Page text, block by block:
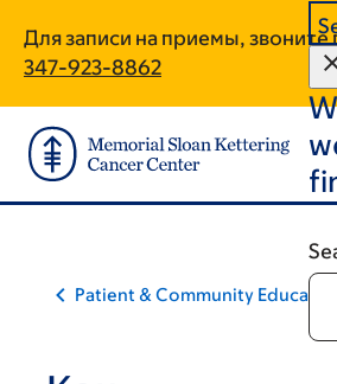
main
content
footer
Для записи на приемы,
347-923-8862
Patient & Community Education